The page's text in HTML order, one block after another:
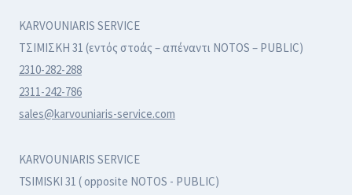
KARVOUNIARIS SERVICE
ΤΣΙΜΙΣΚΗ 31 (εντός στοάς – απέναντι NOTOS – PUBLIC)
2310-282-288
2311-242-786
sales@karvouniaris-service.com
KARVOUNIARIS SERVICE
TSIMISKI 31 ( opposite NOTOS - PUBLIC)